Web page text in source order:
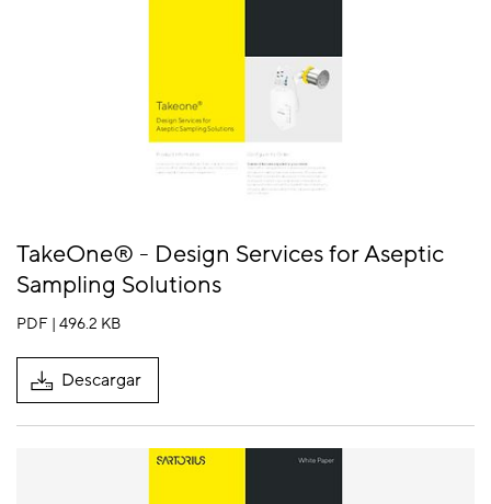
TakeOne® - Design Services for Aseptic
Sampling Solutions
PDF | 496.2 KB
Descargar